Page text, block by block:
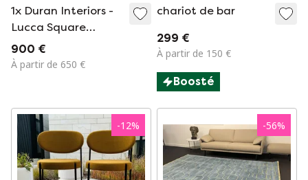
1x Duran Interiors -
Lucca Square
Salontafel / Table
basse - 120x60x40
900 €
À partir de 650 €
chariot de bar
299 €
À partir de 150 €
Boosté
-12% -56%